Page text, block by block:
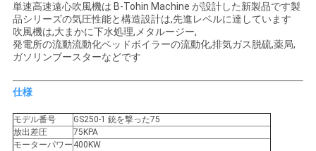
絡
し
な
さ
い
単速高速遠心吹風機は B-Tohin Machine が設計した新製品です製
品シリーズの気圧性能と構造設計は,先進レベルに達しています
吹風機は,大まかに下水処理,メタルージー,
発電所の流動流動化ベッドボイラーの流動化,排気ガス脱硫,薬局,
ガソリンブースターなどです
仕様
モデル番号
GS250-1 銃を撃った75
放出差圧
75KPA
モーターパワー 400KW